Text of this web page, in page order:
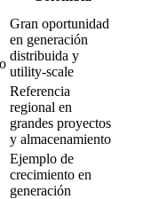
Gran oportunidad
en generación
distribuida y
utility-scale
Referencia
regional en
grandes proyectos
y almacenamiento
Ejemplo de
crecimiento en
generación